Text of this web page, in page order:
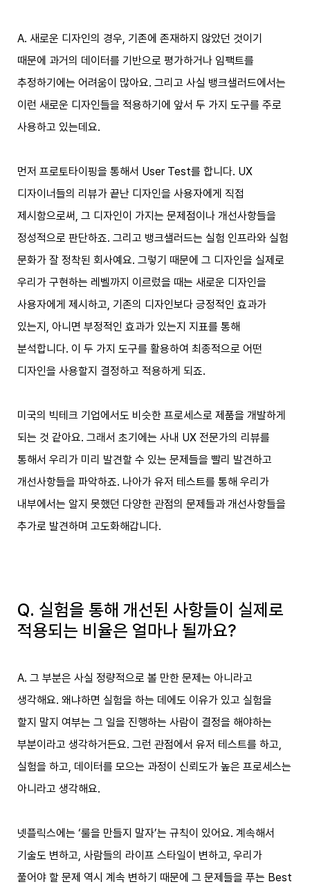
A. 새로운 디자인의 경우, 기존에 존재하지 않았던 것이기
때문에 과거의 데이터를 기반으로 평가하거나 임팩트를
추정하기에는 어려움이 많아요. 그리고 사실 뱅크샐러드에서는
이런 새로운 디자인들을 적용하기에 앞서 두 가지 도구를 주로
사용하고 있는데요.
먼저 프로토타이핑을 통해서 User Test를 합니다. UX
디자이너들의 리뷰가 끝난 디자인을 사용자에게 직접
제시함으로써, 그 디자인이 가지는 문제점이나 개선사항들을
정성적으로 판단하죠. 그리고 뱅크샐러드는 실험 인프라와 실험
문화가 잘 정착된 회사예요. 그렇기 때문에 그 디자인을 실제로
우리가 구현하는 레벨까지 이르렀을 때는 새로운 디자인을
사용자에게 제시하고, 기존의 디자인보다 긍정적인 효과가
있는지, 아니면 부정적인 효과가 있는지 지표를 통해
분석합니다. 이 두 가지 도구를 활용하여 최종적으로 어떤
디자인을 사용할지 결정하고 적용하게 되죠.
미국의 빅테크 기업에서도 비슷한 프로세스로 제품을 개발하게
되는 것 같아요. 그래서 초기에는 사내 UX 전문가의 리뷰를
통해서 우리가 미리 발견할 수 있는 문제들을 빨리 발견하고
개선사항들을 파악하죠. 나아가 유저 테스트를 통해 우리가
내부에서는 알지 못했던 다양한 관점의 문제들과 개선사항들을
추가로 발견하며 고도화해갑니다.
Q. 실험을 통해 개선된 사항들이 실제로
적용되는 비율은 얼마나 될까요?
A. 그 부분은 사실 정량적으로 볼 만한 문제는 아니라고
생각해요. 왜냐하면 실험을 하는 데에도 이유가 있고 실험을
할지 말지 여부는 그 일을 진행하는 사람이 결정을 해야하는
부분이라고 생각하거든요. 그런 관점에서 유저 테스트를 하고,
실험을 하고, 데이터를 모으는 과정이 신뢰도가 높은 프로세스는
아니라고 생각해요.
넷플릭스에는 ‘룰을 만들지 말자’는 규칙이 있어요. 계속해서
기술도 변하고, 사람들의 라이프 스타일이 변하고, 우리가
풀어야 할 문제 역시 계속 변하기 때문에 그 문제들을 푸는 Best